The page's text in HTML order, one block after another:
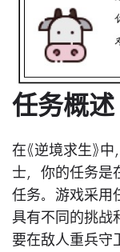
任务概述
在《逆境求生》
士，你的任务是
任务。游戏采用
具有不同的挑战
要在敌人重兵守